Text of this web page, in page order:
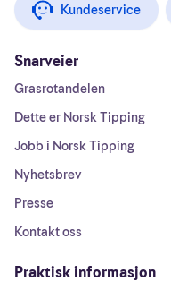
Kundeservice
Snarveier
Grasrotandelen
Dette er Norsk Tipping
Jobb i Norsk Tipping
Nyhetsbrev
Presse
Kontakt oss
Praktisk informasjon